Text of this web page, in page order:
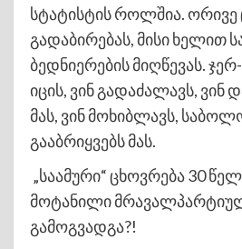
სტატისტის როლშია.
გადაბირებას, მისი ხელით
ბედნიერების მიღწევას.
იცის, ვინ გადაძალავს, ვინ
მას, ვინ მოხიბლავს,
გააბრიყვებს მას.
„საამური“ ცხოვრება 30
მოტანილი
გამოგვადგა?!